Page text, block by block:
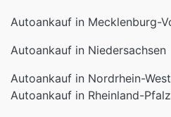
Autoankauf in Niedersachsen
Autoankauf in Rheinland-Pfalz